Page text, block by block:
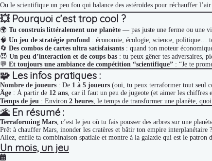
Ou le scientifique un peu fou qui balance des astéroïdes pour réchauffer
💥 Pourquoi c’est trop cool ?
🌍 Tu construis littéralement une planète — pas juste une ferme ou une
🧠 Un jeu de stratégie profond : économie, écologie, science, politique…
🔄 Des combos de cartes ultra satisfaisants : quand ton moteur
😈 Un peu d’interaction et de coups bas : tu peux gêner tes adversaires,
💬 Et toujours une ambiance de compétition “scientifique” : “Je te
🧩 Les infos pratiques :
Nombre de joueurs : De 1 à 5 joueurs (oui, tu peux terraformer tout seul
Âge : À partir de 12 ans, car il faut un peu de jugeote (et aimer les chiffres
Temps de jeu : Environ 2 heures, le temps de transformer une planète,
🌋 En résumé :
Terraforming Mars, c’est le jeu où tu fais pousser des arbres sur une
Prêt à chauffer Mars, inonder les cratères et bâtir ton empire interplanétaire ?
Allez, enfile ta combinaison spatiale et montre à la galaxie qui est le patron
Un mois, un jeu